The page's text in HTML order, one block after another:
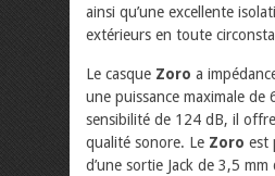
ainsi qu’une excellente
extérieurs en toute
Le casque Zoro a
une puissance maximale de
sensibilité de 124 dB, il
qualité sonore. Le Zoro est
d’une sortie Jack de 3,5 mm